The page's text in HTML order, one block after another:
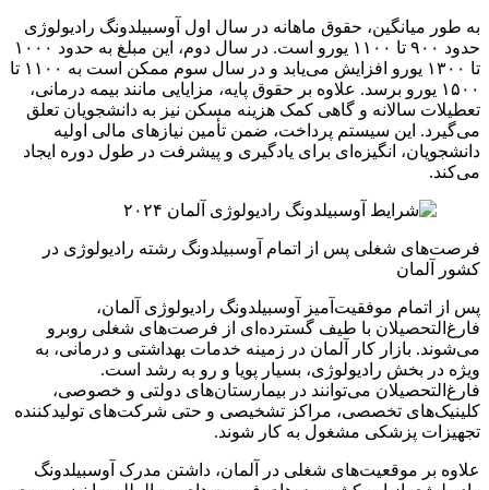
به طور میانگین، حقوق ماهانه در سال اول آوسبیلدونگ رادیولوژی
حدود ۹۰۰ تا ۱۱۰۰ یورو است. در سال دوم، این مبلغ به حدود ۱۰۰۰
تا ۱۳۰۰ یورو افزایش می‌یابد و در سال سوم ممکن است به ۱۱۰۰ تا
۱۵۰۰ یورو برسد. علاوه بر حقوق پایه، مزایایی مانند بیمه درمانی،
تعطیلات سالانه و گاهی کمک هزینه مسکن نیز به دانشجویان تعلق
می‌گیرد. این سیستم پرداخت، ضمن تأمین نیازهای مالی اولیه
دانشجویان، انگیزه‌ای برای یادگیری و پیشرفت در طول دوره ایجاد
می‌کند.
فرصت‌های شغلی پس از اتمام آوسبیلدونگ رشته رادیولوژی در
کشور آلمان
پس از اتمام موفقیت‌آمیز آوسبیلدونگ رادیولوژی آلمان،
فارغ‌التحصیلان با طیف گسترده‌ای از فرصت‌های شغلی روبرو
می‌شوند. بازار کار آلمان در زمینه خدمات بهداشتی و درمانی، به
ویژه در بخش رادیولوژی، بسیار پویا و رو به رشد است.
فارغ‌التحصیلان می‌توانند در بیمارستان‌های دولتی و خصوصی،
کلینیک‌های تخصصی، مراکز تشخیصی و حتی شرکت‌های تولیدکننده
تجهیزات پزشکی مشغول به کار شوند.
علاوه بر موقعیت‌های شغلی در آلمان، داشتن مدرک آوسبیلدونگ